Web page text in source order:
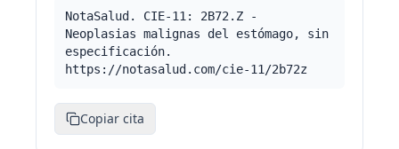
NotaSalud. CIE-11: 2B72.Z -
Neoplasias malignas del estómago, sin
especificación.
https://notasalud.com/cie-11/2b72z
Copiar cita